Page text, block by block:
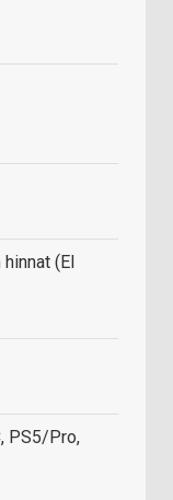
(EI
PS5/Pro,